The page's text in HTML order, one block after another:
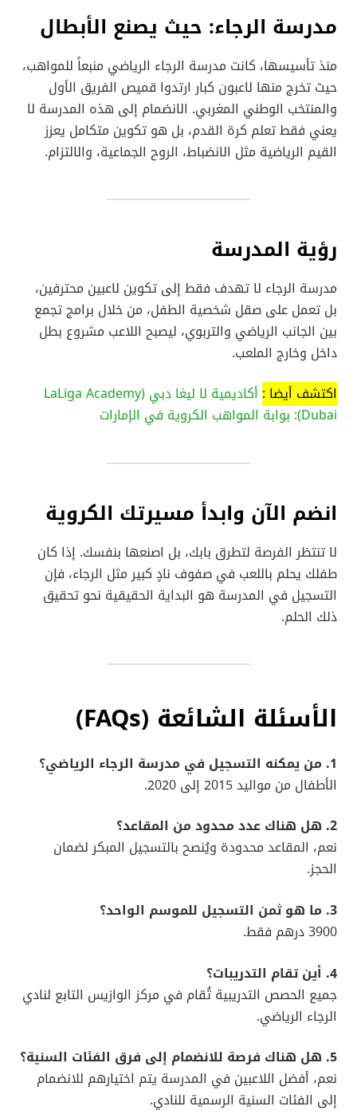
مدرسة الرجاء: حيث يصنع الأبطال
منذ تأسيسها، كانت مدرسة الرجاء الرياضي منبعاً للمواهب،
حيث تخرج منها لاعبون كبار ارتدوا قميص الفريق الأول
والمنتخب الوطني المغربي. الانضمام إلى هذه المدرسة لا
يعني فقط تعلم كرة القدم، بل هو تكوين متكامل يعزز
القيم الرياضية مثل الانضباط، الروح الجماعية، والالتزام.
رؤية المدرسة
مدرسة الرجاء لا تهدف فقط إلى تكوين لاعبين محترفين،
بل تعمل على صقل شخصية الطفل، من خلال برامج تجمع
بين الجانب الرياضي والتربوي، ليصبح اللاعب مشروع بطل
داخل وخارج الملعب.
اكتشف أيضا :
أكاديمية لا ليغا دبي (LaLiga Academy
Dubai): بوابة المواهب الكروية في الإمارات
انضم الآن وابدأ مسيرتك الكروية
لا تنتظر الفرصة لتطرق بابك، بل اصنعها بنفسك. إذا كان
طفلك يحلم باللعب في صفوف نادٍ كبير مثل الرجاء، فإن
التسجيل في المدرسة هو البداية الحقيقية نحو تحقيق
ذلك الحلم.
الأسئلة الشائعة (FAQs)
1. من يمكنه التسجيل في مدرسة الرجاء الرياضي؟
الأطفال من مواليد 2015 إلى 2020.
2. هل هناك عدد محدود من المقاعد؟
نعم، المقاعد محدودة ويُنصح بالتسجيل المبكر لضمان
الحجز.
3. ما هو ثمن التسجيل للموسم الواحد؟
3900 درهم فقط.
4. أين تقام التدريبات؟
جميع الحصص التدريبية تُقام في مركز الوازيس التابع لنادي
الرجاء الرياضي.
5. هل هناك فرصة للانضمام إلى فرق الفئات السنية؟
نعم، أفضل اللاعبين في المدرسة يتم اختيارهم للانضمام
إلى الفئات السنية الرسمية للنادي.